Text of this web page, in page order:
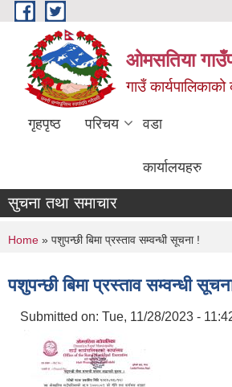
Skip to main content
ओमसतिया
गाउँ
गृहपृष्ठ परिचय वडा
कार्यालयहरु
सुचना तथा समाचार
You are here
Home » पशुपन्छी बिमा प्रस्ताव सम्वन्धी सूचना !
पशुपन्छी बिमा प्रस्ताव सम्वन्धी
Submitted on: Tue, 11/28/2023 -